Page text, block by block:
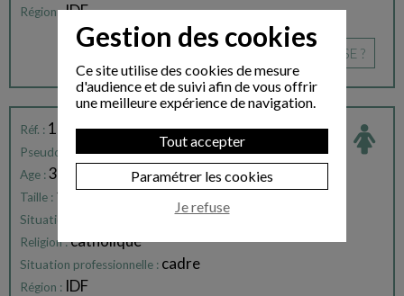
Région :IDF
CE PROFIL VOUS INTÉRESSE ?
Réf. : 173085
Pseudo : Augustine
Age :39
Taille : 1,73
Situation familiale : célibataire
Religion :catholique
Situation professionnelle : cadre
Région : IDF
Gestion des cookies
Ce site utilise des cookies de mesure
d'audience et de suivi afin de vous offrir
une meilleure expérience de navigation.
Tout accepter
Paramétrer les cookies
Je refuse